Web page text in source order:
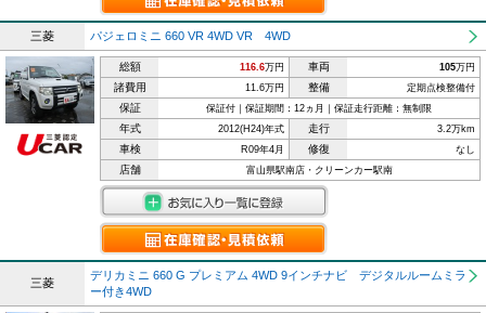
三菱 パジェロミニ 660 VR 4WD VR 4WD
総額 116.6万円 車両 105万円
諸費用 11.6万円 整備 定期点検整備付
保証 保証付｜保証期間：12ヵ月｜保証走行距離：無制限
年式 2012(H24)年式 走行 3.2万km
車検 R09年4月 修復 なし
店舗 富山県駅南店・クリーンカー駅南
三菱
デリカミニ 660 G プレミアム 4WD 9インチナビ デジタルルームミラ
ー付き4WD